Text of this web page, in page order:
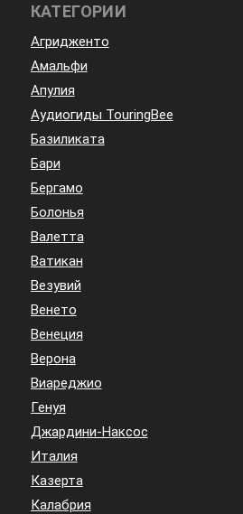
КАТЕГОРИИ
Агридженто
Амальфи
Апулия
Аудиогиды TouringBee
Базиликата
Бари
Бергамо
Болонья
Валетта
Ватикан
Везувий
Венето
Венеция
Верона
Виареджио
Генуя
Джардини-Наксос
Италия
Казерта
Калабрия